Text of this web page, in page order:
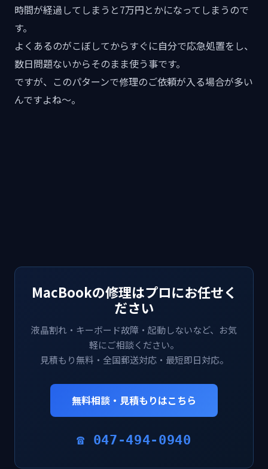
時間が経過してしまうと7万円とかになってしまうので
す。
よくあるのがこぼしてからすぐに自分で応急処置をし、
数日問題ないからそのまま使う事です。
ですが、このパターンで修理のご依頼が入る場合が多い
んですよね〜。
MacBookの修理はプロにお任せく
ださい
液晶割れ・キーボード故障・起動しないなど、お気
軽にご相談ください。
見積もり無料・全国郵送対応・最短即日対応。
無料相談・見積もりはこちら
☎ 047-494-0940